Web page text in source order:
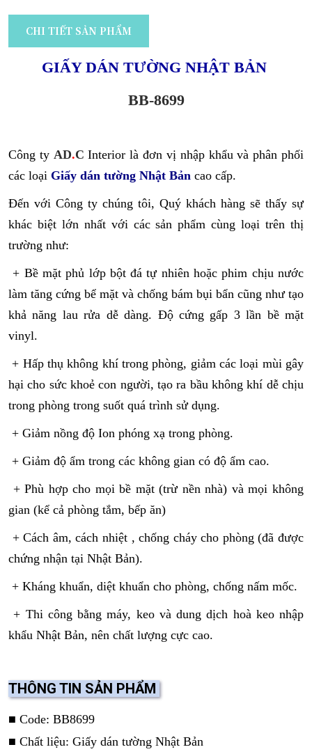
CHI TIẾT SẢN PHẨM
GIẤY DÁN TƯỜNG NHẬT BẢN
BB-8699
Công ty AD.C Interior là đơn vị nhập khẩu và phân phối
các loại Giấy dán tường Nhật Bản cao cấp.
Đến với Công ty chúng tôi, Quý khách hàng sẽ thấy sự
khác biệt lớn nhất với các sản phẩm cùng loại trên thị
trường như:
+ Bề mặt phủ lớp bột đá tự nhiên hoặc phim chịu nước
làm tăng cứng bể mặt và chống bám bụi bẩn cũng như tạo
khả năng lau rửa dễ dàng. Độ cứng gấp 3 lần bề mặt
vinyl.
+ Hấp thụ không khí trong phòng, giảm các loại mùi gây
hại cho sức khoẻ con người, tạo ra bầu không khí dễ chịu
trong phòng trong suốt quá trình sử dụng.
+ Giảm nồng độ Ion phóng xạ trong phòng.
+ Giảm độ ẩm trong các không gian có độ ẩm cao.
+ Phù hợp cho mọi bề mặt (trừ nền nhà) và mọi không
gian (kể cả phòng tắm, bếp ăn)
+ Cách âm, cách nhiệt , chống cháy cho phòng (đã được
chứng nhận tại Nhật Bản).
+ Kháng khuẩn, diệt khuẩn cho phòng, chống nấm mốc.
+ Thi công bằng máy, keo và dung dịch hoà keo nhập
khẩu Nhật Bản, nên chất lượng cực cao.
THÔNG TIN SẢN PHẨM
■ Code: BB8699
■ Chất liệu: Giấy dán tường Nhật Bản